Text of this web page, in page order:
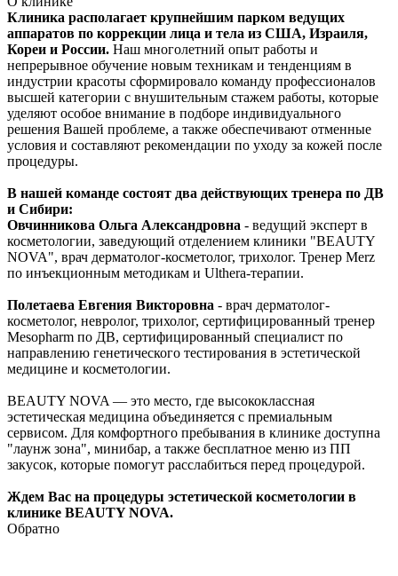
Клиника располагает крупнейшим парком ведущих
аппаратов по коррекции лица и тела из США, Израиля,
Кореи и России. Наш многолетний опыт работы и
непрерывное обучение новым техникам и тенденциям в
индустрии красоты сформировало команду профессионалов
высшей категории с внушительным стажем работы, которые
уделяют особое внимание в подборе индивидуального
решения Вашей проблеме, а также обеспечивают отменные
условия и составляют рекомендации по уходу за кожей после
процедуры.
В нашей команде состоят два действующих тренера по ДВ
и Сибири:
Овчинникова Ольга Александровна - ведущий эксперт в
косметологии, заведующий отделением клиники "BEAUTY
NOVA", врач дерматолог-косметолог, трихолог. Тренер Merz
по инъекционным методикам и Ulthera-терапии.
Полетаева Евгения Викторовна - врач дерматолог-
косметолог, невролог, трихолог, сертифицированный тренер
Mesopharm по ДВ, сертифицированный специалист по
направлению генетического тестирования в эстетической
медицине и косметологии.
BEAUTY NOVA — это место, где высококлассная
эстетическая медицина объединяется с премиальным
сервисом. Для комфортного пребывания в клинике доступна
"лаунж зона", минибар, а также бесплатное меню из ПП
закусок, которые помогут расслабиться перед процедурой.
Ждем Вас на процедуры эстетической косметологии в
клинике BEAUTY NOVA.
Обратно